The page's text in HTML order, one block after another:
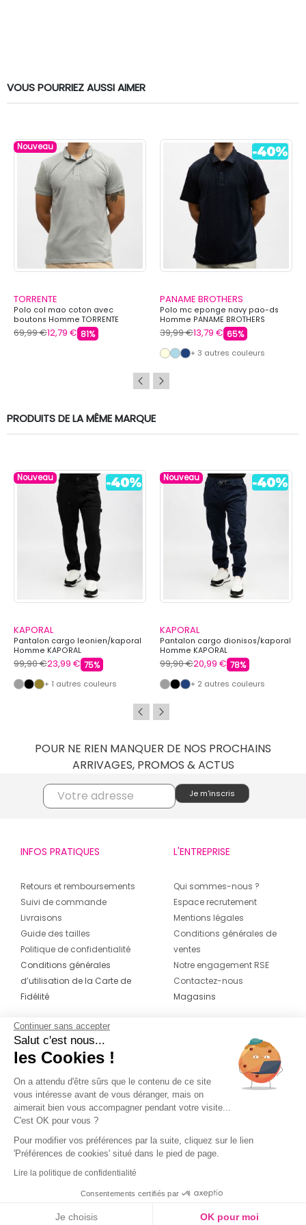
VOUS POURRIEZ AUSSI AIMER
Nouveau
TORRENTE
Polo col mao coton avec
boutons Homme TORRENTE
69,99 €12,79 € 81%
PANAME BROTHERS
Polo mc eponge navy pao-ds
Homme PANAME BROTHERS
39,99 €13,79 € 65%
+ 3 autres couleurs
PRODUITS DE LA MÊME MARQUE
Nouveau
KAPORAL
Pantalon cargo leonien/kaporal
Homme KAPORAL
99,90 €23,99 € 75%
+ 1 autres couleurs
Nouveau
KAPORAL
Pantalon cargo dionisos/kaporal
Homme KAPORAL
99,90 €20,99 € 78%
+ 2 autres couleurs
POUR NE RIEN MANQUER DE NOS PROCHAINS
ARRIVAGES, PROMOS & ACTUS
INFOS PRATIQUES
Retours et remboursements
Suivi de commande
Livraisons
Guide des tailles
Politique de confidentialité
Conditions générales
d’utilisation de la Carte de
Fidélité
L'ENTREPRISE
Qui sommes-nous ?
Espace recrutement
Mentions légales
Conditions générales de
ventes
Notre engagement RSE
Contactez-nous
Magasins
CONTACT
04 42 20 78 42
Du lundi au jeudi de 8h30 à 16h30 & le
vendredi de 8h30 à 15h30
Continuer sans accepter
Salut c'est nous...
les Cookies !
On a attendu d'être sûrs que le contenu de ce site
vous intéresse avant de vous déranger, mais on
aimerait bien vous accompagner pendant votre visite...
C'est OK pour vous ?
Pour modifier vos préférences par la suite, cliquez sur le lien
'Préférences de cookies' situé dans le pied de page.
Lire la politique de confidentialité
Consentements certifiés par
Je choisis OK pour moi